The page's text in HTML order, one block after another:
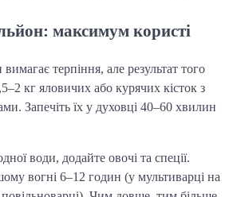
максимум користі
терпіння, але результат того
кг яловичих або курячих кісток з
Запечіть їх у духовці 40–60 хвилин
води, додайте овочі та спеції.
вогні 6–12 годин (у мультиварці на